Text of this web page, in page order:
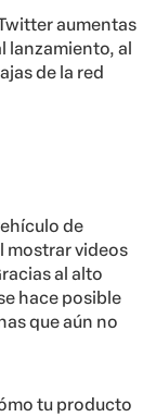
aumentas
lanzamiento, al
de la red
de
mostrar videos
al alto
hace posible
que aún no
tu producto